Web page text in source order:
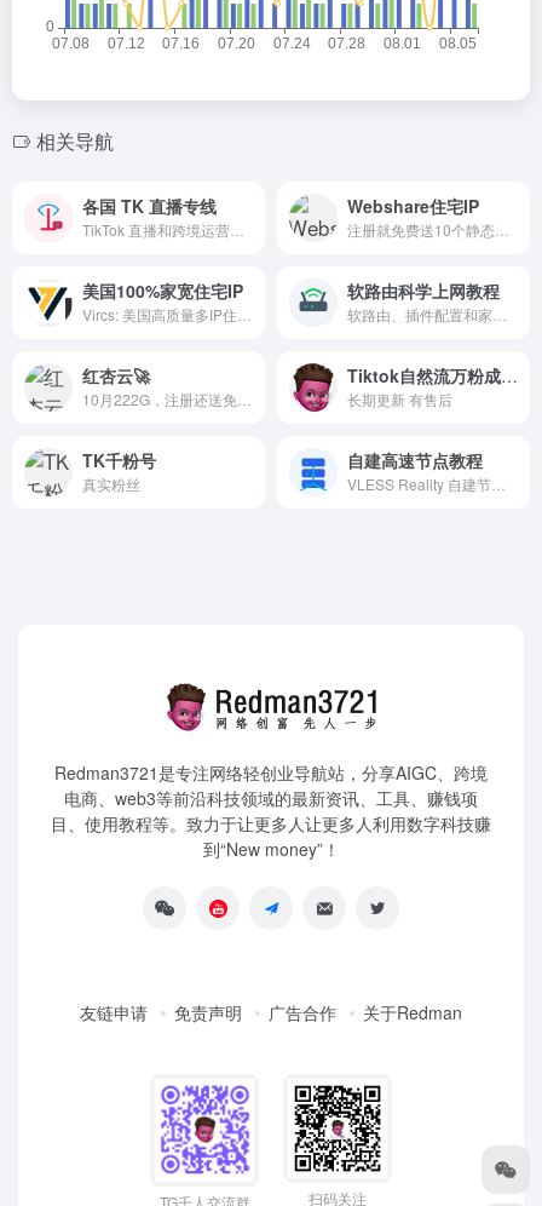
相关导航
各国 TK 直播专线 Webshare住宅IP
美国100%家宽住宅IP 软路由科学上网教程
红杏云🚀 Tiktok自然流万粉成品账号
长期更新 有售后
TK千粉号
真实粉丝
自建高速节点教程
Redman3721是专注网络轻创业导航站，分享AIGC、跨境
电商、web3等前沿科技领域的最新资讯、工具、赚钱项
目、使用教程等。致力于让更多人让更多人利用数字科技赚
到“New money”！
友链申请 免责声明 广告合作 关于Redman
TG千人交流群 扫码关注